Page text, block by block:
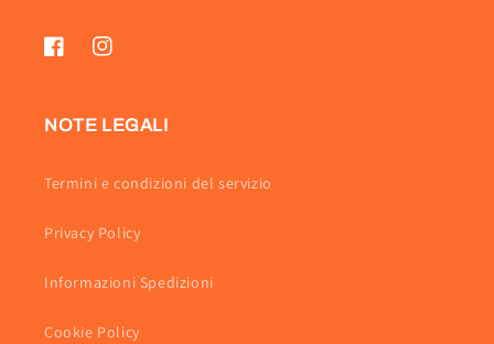
FacebookInstagram
NOTE LEGALI
Termini e condizioni del servizio
Privacy Policy
Informazioni Spedizioni
Cookie Policy